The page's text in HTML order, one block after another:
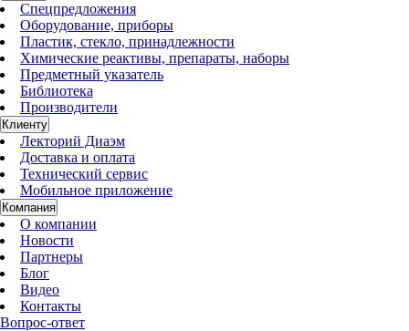
Спецпредложения
Оборудование, приборы
Пластик, стекло, принадлежности
Химические реактивы, препараты, наборы
Предметный указатель
Библиотека
Производители
Клиенту
Лекторий Диаэм
Доставка и оплата
Технический сервис
Мобильное приложение
Компания
О компании
Новости
Партнеры
Блог
Видео
Контакты
Вопрос-ответ